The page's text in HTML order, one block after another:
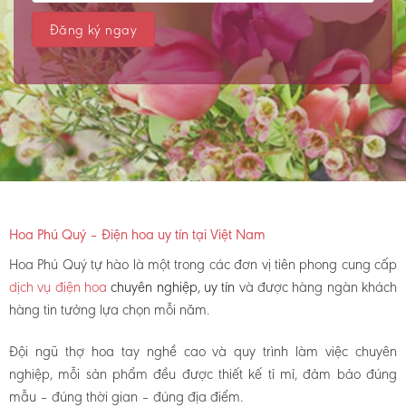
Hoa Phú Quý – Điện hoa uy tín tại Việt Nam
Hoa Phú Quý tự hào là một trong các đơn vị tiên phong cung cấp
dịch vụ điện hoachuyên nghiệp, uy tín và được hàng ngàn khách
hàng tin tưởng lựa chọn mỗi năm.
Đội ngũ thợ hoa tay nghề cao và quy trình làm việc chuyên
nghiệp, mỗi sản phẩm đều được thiết kế tỉ mỉ, đảm bảo đúng
mẫu – đúng thời gian – đúng địa điểm.